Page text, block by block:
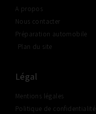
A propos
Nous contacter
Préparation automobile
Plan du site
Légal
Mentions légales
Politique de confidentialité